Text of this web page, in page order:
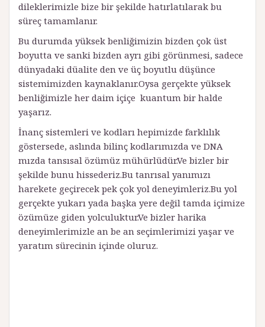
dileklerimizle bize bir şekilde hatırlatılarak bu
süreç tamamlanır.
Bu durumda yüksek benliğimizin bizden çok üst
boyutta ve sanki bizden ayrı gibi görünmesi, sadece
dünyadaki düalite den ve üç boyutlu düşünce
sistemimizden kaynaklanır.Oysa gerçekte yüksek
benliğimizle her daim içiçe kuantum bir halde
yaşarız.
İnanç sistemleri ve kodları hepimizde farklılık
göstersede, aslında bilinç kodlarımızda ve DNA
mızda tansısal özümüz mühürlüdür.Ve bizler bir
şekilde bunu hissederiz.Bu tanrısal yanımızı
harekete geçirecek pek çok yol deneyimleriz.Bu yol
gerçekte yukarı yada başka yere değil tamda içimize
özümüze giden yolculuktur.Ve bizler harika
deneyimlerimizle an be an seçimlerimizi yaşar ve
yaratım sürecinin içinde oluruz.